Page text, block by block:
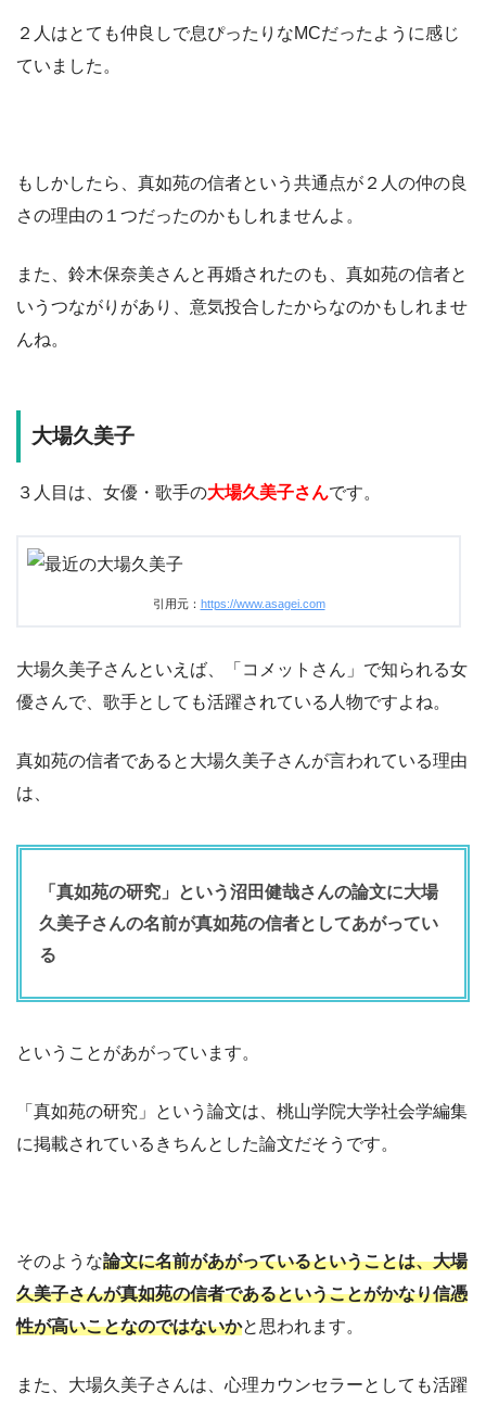
２人はとても仲良しで息ぴったりなMCだったように感じ
ていました。
もしかしたら、真如苑の信者という共通点が２人の仲の良
さの理由の１つだったのかもしれませんよ。
また、鈴木保奈美さんと再婚されたのも、真如苑の信者と
いうつながりがあり、意気投合したからなのかもしれませ
んね。
大場久美子
３人目は、女優・歌手の大場久美子さんです。
引用元： https://www.asagei.com
大場久美子さんといえば、「コメットさん」で知られる女
優さんで、歌手としても活躍されている人物ですよね。
真如苑の信者であると大場久美子さんが言われている理由
は、
「真如苑の研究」という沼田健哉さんの論文に大場
久美子さんの名前が真如苑の信者としてあがってい
る
ということがあがっています。
「真如苑の研究」という論文は、桃山学院大学社会学編集
に掲載されているきちんとした論文だそうです。
そのような論文に名前があがっているということは、大場
久美子さんが真如苑の信者であるということがかなり信憑
性が高いことなのではないかと思われます。
また、大場久美子さんは、心理カウンセラーとしても活躍